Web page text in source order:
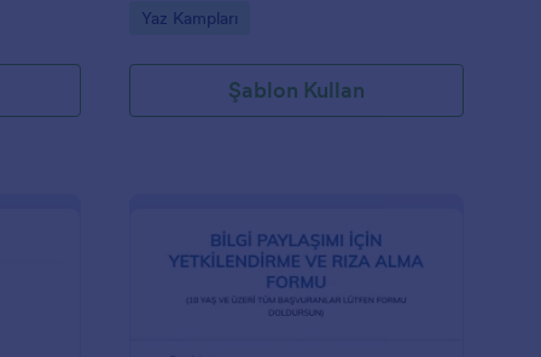
Go to Category:
Yaz Kampları
Şablon Kullan